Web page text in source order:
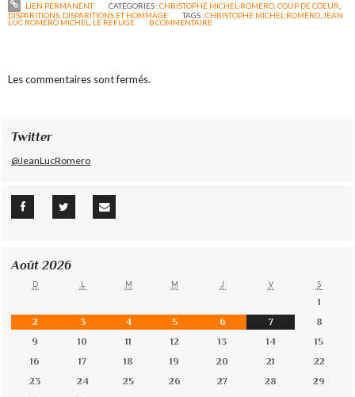
LIEN PERMANENT CATÉGORIES :CHRISTOPHE MICHEL-ROMERO, COUP DE COEUR
DISPARITIONS DISPARITIONS ET HOMMAGE TAGS :CHRISTOPHE MICHEL ROMERO JEAN
LUC ROMERO MICHEL LE REFUGE 0COMMENTAIRE
Les commentaires sont fermés.
Twitter
@JeanLucRomero
Août 2026
D L M M J V S
1
2
3 4 5 6 7
8
9
10 11 12 13 14
15
16
17 18 19 20 21
22
23
24 25 26 27 28
29